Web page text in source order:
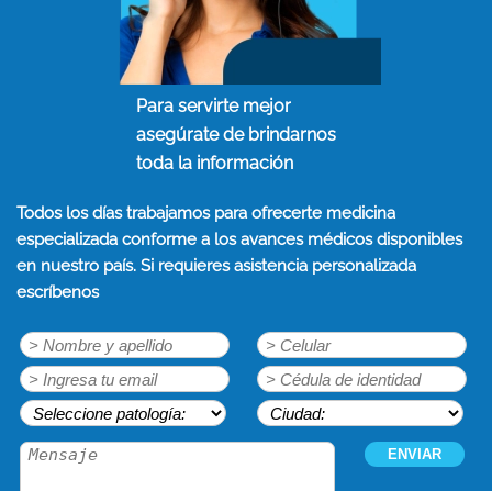
Para servirte mejor
asegúrate de brindarnos
toda la información
Todos los días trabajamos para ofrecerte medicina
especializada conforme a los avances médicos disponibles
en nuestro país. Si requieres asistencia personalizada
escríbenos